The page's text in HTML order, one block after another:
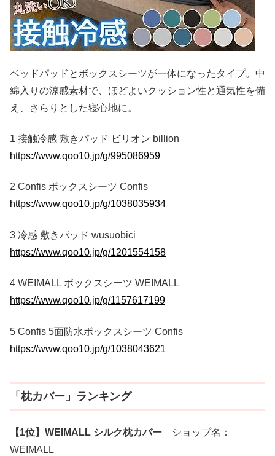
ベッドパッドとボックスシーツが一体になったタイプ。中
綿入りの涼感素材で、ほどよいクッション性と通気性を備
え、さらりとした寝心地に。
1 接触冷感 敷きパッド ビリオン billion
https://www.qoo10.jp/g/995086959
2 Confis ボックスシーツ Confis
https://www.qoo10.jp/g/1038035934
3 冷感 敷きパッド wusuobici
https://www.qoo10.jp/g/1201554158
4 WEIMALL ボックスシーツ WEIMALL
https://www.qoo10.jp/g/1157617199
5 Confis 5面防水ボックスシーツ Confis
https://www.qoo10.jp/g/1038043621
「枕カバー」ランキング
【1位】WEIMALL シルク枕カバー ショップ名：
WEIMALL